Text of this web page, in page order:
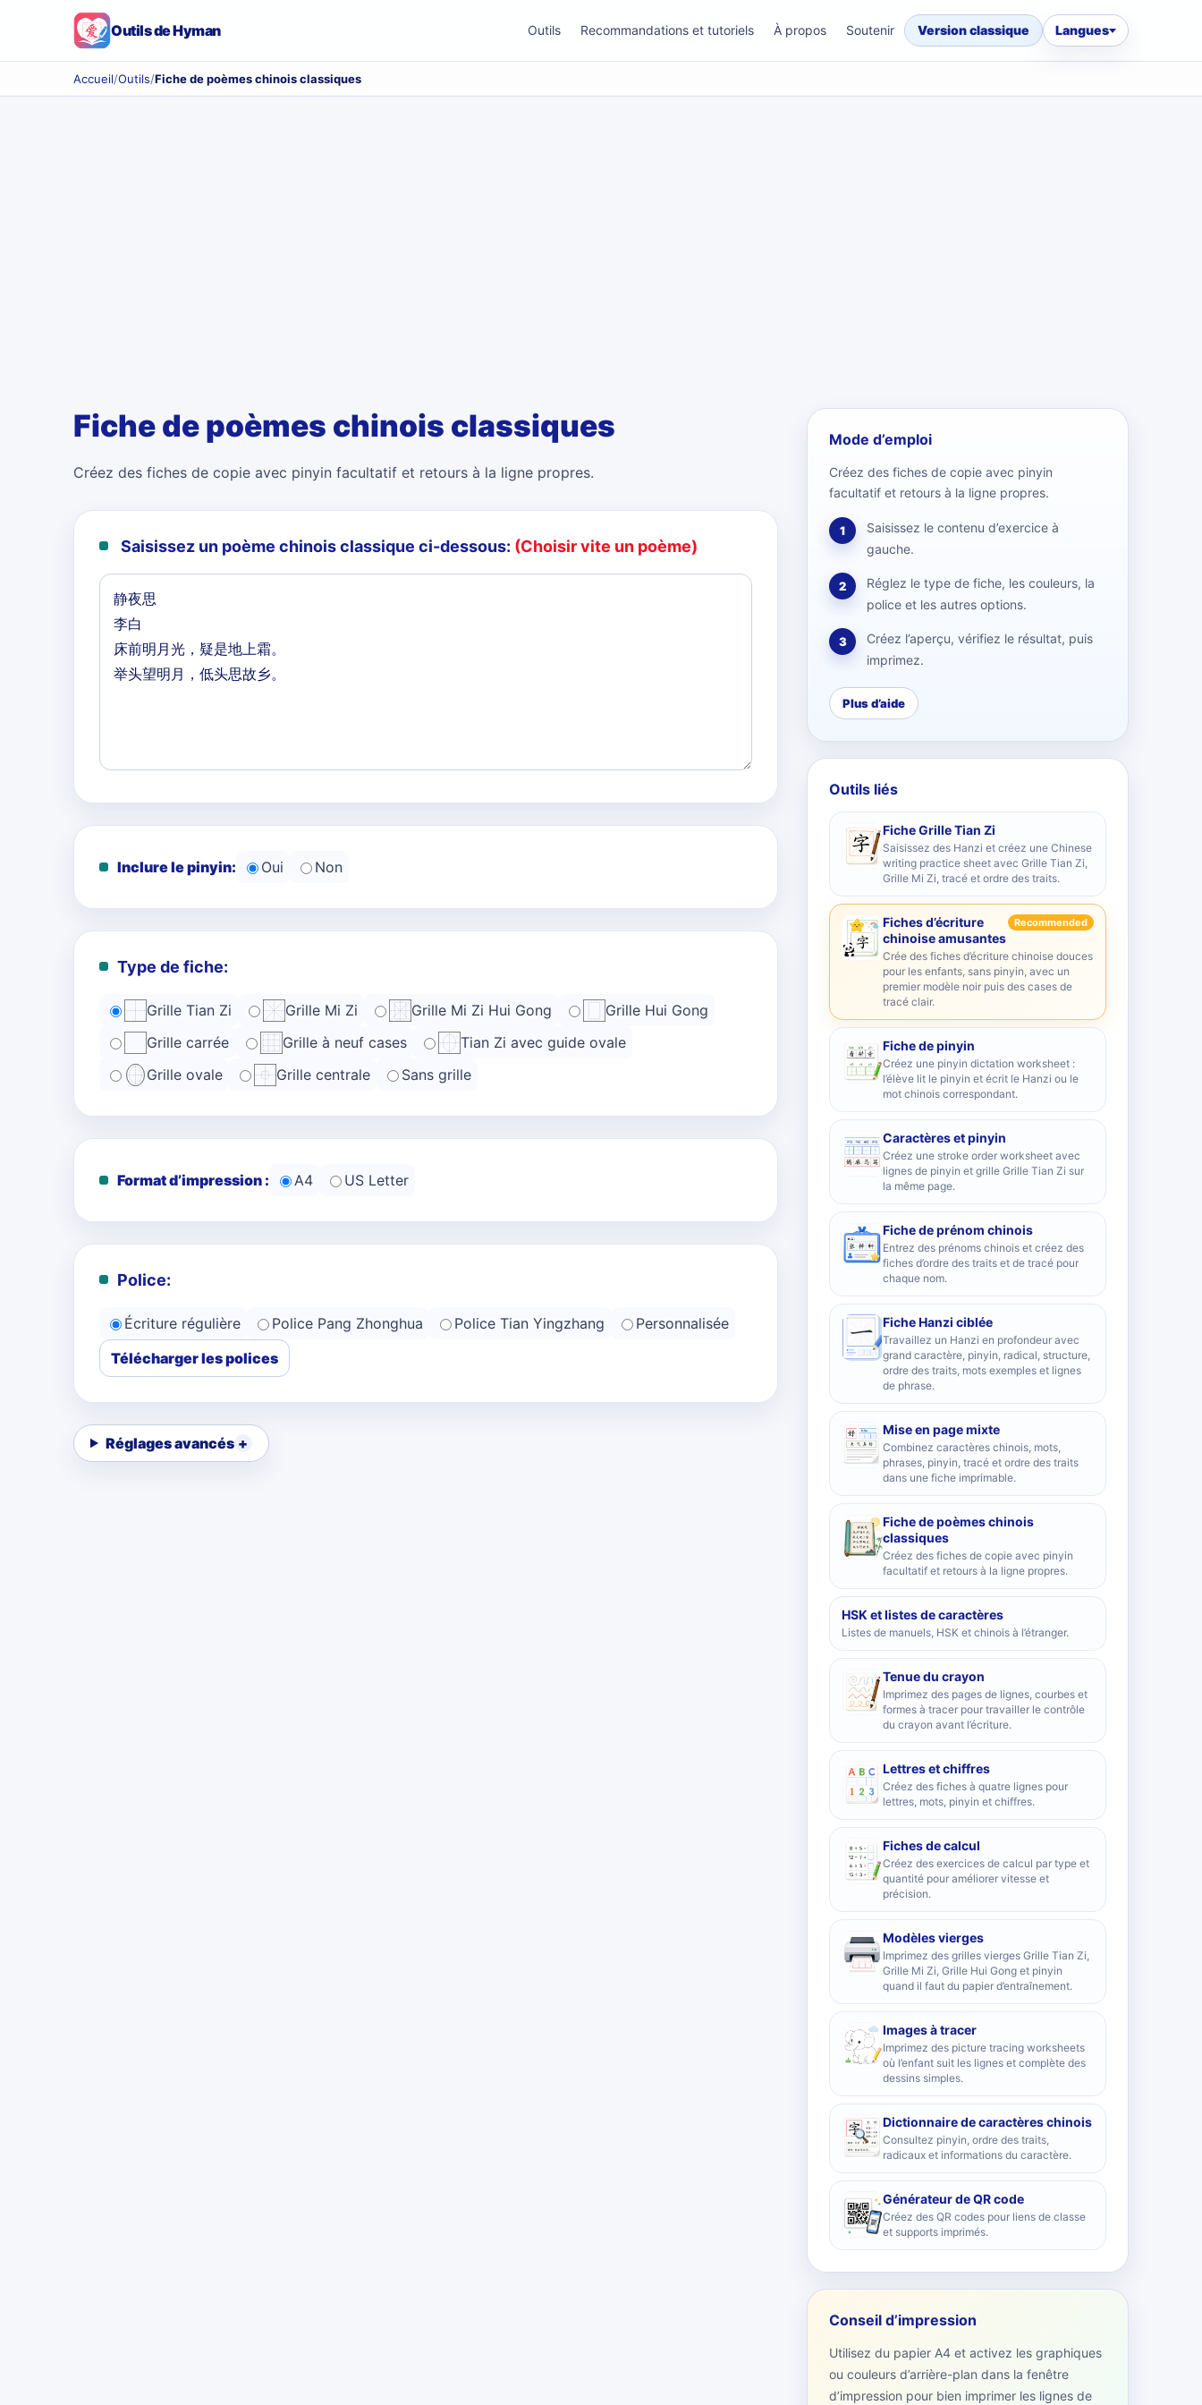
Outils de Hyman Outils Recommandations et tutoriels À propos Soutenir Version classique Langues
Accueil/Outils/Fiche de poèmes chinois classiques
Fiche de poèmes chinois classiques
Créez des fiches de copie avec pinyin facultatif et retours à la ligne propres.
Saisissez un poème chinois classique ci-dessous: (Choisir vite un poème)
Inclure le pinyin: Oui Non
Type de fiche:
Grille Tian Zi Grille Mi Zi Grille Mi Zi Hui Gong
Grille Hui Gong
Grille carrée
Grille à neuf cases
Tian Zi avec guide ovale
Grille ovale
Grille centrale Sans grille
Format d’impression : A4 US Letter
Police:
Écriture régulière Police Pang Zhonghua Police Tian Yingzhang
Personnalisée
Télécharger les polices
Réglages avancés
Mode d’emploi
Créez des fiches de copie avec pinyin
facultatif et retours à la ligne propres.
1
Saisissez le contenu d’exercice à
gauche.
2
Réglez le type de fiche, les couleurs, la
police et les autres options.
3
Créez l’aperçu, vérifiez le résultat, puis
imprimez.
Plus d’aide
Outils liés
Fiche Grille Tian Zi
Saisissez des Hanzi et créez une Chinese
writing practice sheet avec Grille Tian Zi,
Grille Mi Zi, tracé et ordre des traits.
Fiches d’écriture
chinoise amusantes
Recommended
Crée des fiches d’écriture chinoise douces
pour les enfants, sans pinyin, avec un
premier modèle noir puis des cases de
tracé clair.
Fiche de pinyin
Créez une pinyin dictation worksheet :
l’élève lit le pinyin et écrit le Hanzi ou le
mot chinois correspondant.
Caractères et pinyin
Créez une stroke order worksheet avec
lignes de pinyin et grille Grille Tian Zi sur
la même page.
Fiche de prénom chinois
Entrez des prénoms chinois et créez des
fiches d’ordre des traits et de tracé pour
chaque nom.
Fiche Hanzi ciblée
Travaillez un Hanzi en profondeur avec
grand caractère, pinyin, radical, structure,
ordre des traits, mots exemples et lignes
de phrase.
Mise en page mixte
Combinez caractères chinois, mots,
phrases, pinyin, tracé et ordre des traits
dans une fiche imprimable.
Fiche de poèmes chinois
classiques
Créez des fiches de copie avec pinyin
facultatif et retours à la ligne propres.
HSK et listes de caractères
Listes de manuels, HSK et chinois à l’étranger.
Tenue du crayon
Imprimez des pages de lignes, courbes et
formes à tracer pour travailler le contrôle
du crayon avant l’écriture.
Lettres et chiffres
Créez des fiches à quatre lignes pour
lettres, mots, pinyin et chiffres.
Fiches de calcul
Créez des exercices de calcul par type et
quantité pour améliorer vitesse et
précision.
Modèles vierges
Imprimez des grilles vierges Grille Tian Zi,
Grille Mi Zi, Grille Hui Gong et pinyin
quand il faut du papier d’entraînement.
Images à tracer
Imprimez des picture tracing worksheets
où l’enfant suit les lignes et complète des
dessins simples.
Dictionnaire de caractères chinois
Consultez pinyin, ordre des traits,
radicaux et informations du caractère.
Générateur de QR code
Créez des QR codes pour liens de classe
et supports imprimés.
Conseil d’impression
Utilisez du papier A4 et activez les graphiques
ou couleurs d’arrière-plan dans la fenêtre
d’impression pour bien imprimer les lignes de